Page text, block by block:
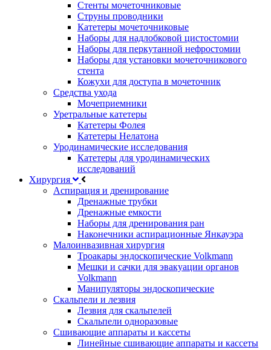
Стенты мочеточниковые
Струны проводники
Катетеры мочеточниковые
Наборы для надлобковой цистостомии
Наборы для перкутанной нефростомии
Наборы для установки мочеточникового
стента
Кожухи для доступа в мочеточник
Средства ухода
Мочеприемники
Уретральные катетеры
Катетеры Фолея
Катетеры Нелатона
Уродинамические исследования
Катетеры для уродинамических
исследований
Хирургия
Аспирация и дренирование
Дренажные трубки
Дренажные емкости
Наборы для дренирования ран
Наконечники аспирационные Янкауэра
Малоинвазивная хирургия
Троакары эндоскопические Volkmann
Мешки и сачки для эвакуации органов
Volkmann
Манипуляторы эндоскопические
Скальпели и лезвия
Лезвия для скальпелей
Скальпели одноразовые
Сшивающие аппараты и кассеты
Линейные сшивающие аппараты и кассеты